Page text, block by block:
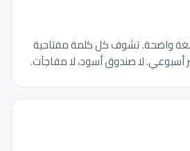
بلغة واضحة. تشوف كل كلمة مفتاحية
أسبوعي. لا صندوق أسود، لا مفاجآت.